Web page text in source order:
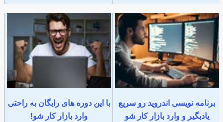
برنامه نویسی اندروید رو سریع
یادبگیر و وارد بازار کار شو
با این دوره های رایگان به راحتی
وارد بازار کار شو!